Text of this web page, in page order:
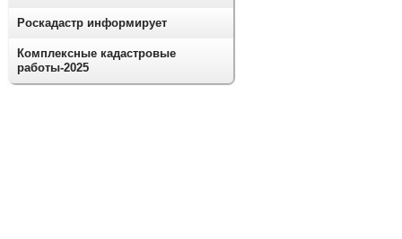
Роскадастр информирует
Комплексные кадастровые
работы-2025